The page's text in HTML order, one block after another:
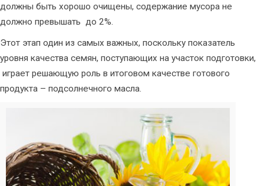
должны быть хорошо очищены, содержание мусора не
должно превышать до 2%.
Этот этап один из самых важных, поскольку показатель
уровня качества семян, поступающих на участок подготовки,
играет решающую роль в итоговом качестве готового
продукта – подсолнечного масла.